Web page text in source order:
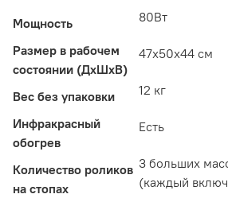
Мощность 80Вт
Размер в рабочем
состоянии (ДxШxВ)
47x50x44 см
Вес без упаковки 12 кг
Инфракрасный
обогрев
Есть
Количество роликов
на стопах
3 больших
(каждый